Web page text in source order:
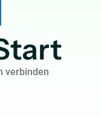
verbinden